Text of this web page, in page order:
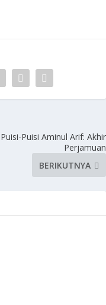
Puisi-Puisi Aminul Arif: Akhir
Perjamuan
BERIKUTNYA